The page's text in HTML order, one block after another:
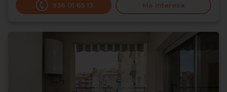
936 01 65 13 Me interesa